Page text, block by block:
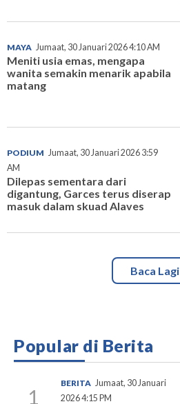
MAYA Jumaat, 30 Januari 2026 4:10 AM
Meniti usia emas, mengapa
wanita semakin menarik apabila
matang
PODIUM Jumaat, 30 Januari 2026 3:59
AM
Dilepas sementara dari
digantung, Garces terus diserap
masuk dalam skuad Alaves
Baca Lagi
Popular di Berita
1
BERITA Jumaat, 30 Januari
2026 4:15 PM